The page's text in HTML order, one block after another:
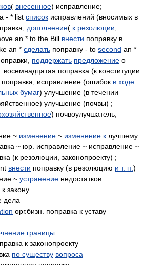
( внесенное) исправление;
- * list список исправлений (вносимых в
дополнение( к резолюции
an * to the Bill внести поправку в
an * сделать поправку - to second an *
поддержать предложение о
поправка (к конституции
поправка, исправление (ошибок в ходе
бумаг) улучшение (в течении
улучшение (почвы) ;
) почвоулучшатель,
~ изменение ~ изменение к лучшему
~ юр. исправление ~ исправление ~
(к резолюции, законопроекту) ;
внести поправку (в резолюцию и т. п. )
~ устранение недостатков
закону
дела
орг.бизн. поправка к уставу
границы
к законопроекту
по существу вопроса